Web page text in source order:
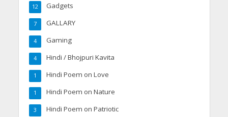
Gadgets
12
GALLARY
7
Gaming
4
Hindi / Bhojpuri Kavita
4
Hindi Poem on Love
1
Hindi Poem on Nature
1
Hindi Poem on Patriotic
3